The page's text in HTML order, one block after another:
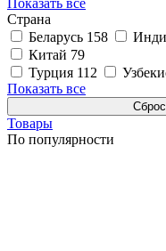
Страна
Беларусь 158
Китай 79
Турция 112
Показать все
Товары
По популярности